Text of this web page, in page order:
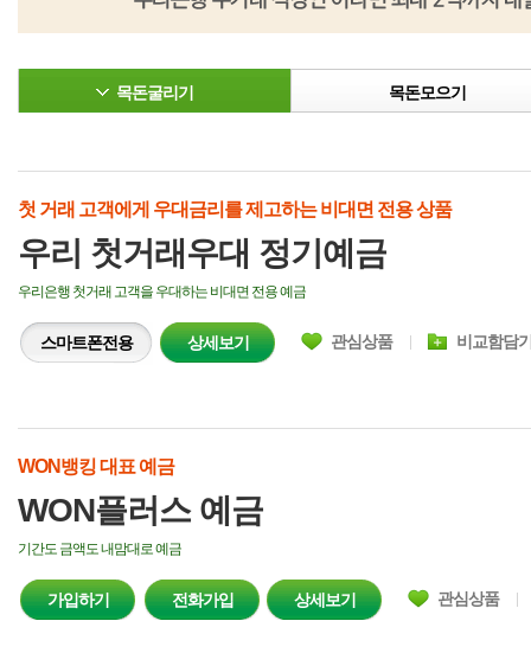
목돈굴리기 목돈모으기
우리 첫거래우대 정기예금
첫 거래 고객에게 우대금리를 제고하는 비대면 전용 상품
우리은행 첫거래 고객을 우대하는 비대면 전용 예금
스마트폰전용 상세보기 관심상품 비교함담
WON플러스 예금
WON뱅킹 대표 예금
기간도 금액도 내맘대로 예금
가입하기 전화가입 상세보기 관심상품